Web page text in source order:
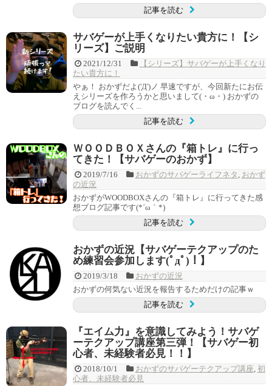
記事を読む
サバゲーが上手くなりたい貴方に！【シ
リーズ】ご説明
2021/12/31
【シリーズ】サバゲーが上手くなり
たい貴方に！
やぁ！ おかずだよ('Д')ノ 早速ですが、今回新たにお伝
えシリーズを作ろうかと思いまして(・ω・) おかずの
ブログを読んでく...
記事を読む
ＷＯＯＤＢＯＸさんの『箱トレ』に行っ
てきた！【サバゲーのおかず】
2019/7/16 おかずのサバゲーライフネタ おかず
の近況
おかずがWOODBOXさんの『箱トレ』に行ってきた感
想ブログ記事です(*´ω｀*)
記事を読む
おかずの近況【サバゲーテクアップのた
め練習会参加します(ﾟдﾟ)！】
2019/3/18
おかずの近況
おかずの何気ない近況を報告するためだけの記事ｗ
記事を読む
『エイム力』を意識してみよう！サバゲ
ーテクアップ講座第三弾！【サバゲー初
心者、未経験者必見！！】
2018/10/1 おかずのサバゲーテクアップ講座 初
心者、未経験者必見